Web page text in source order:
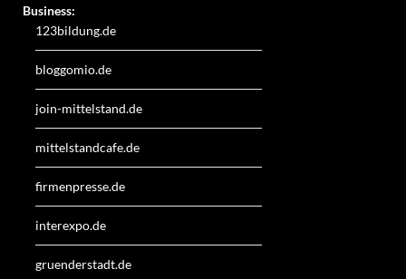
Business:
123bildung.de
bloggomio.de
join-mittelstand.de
mittelstandcafe.de
firmenpresse.de
interexpo.de
gruenderstadt.de